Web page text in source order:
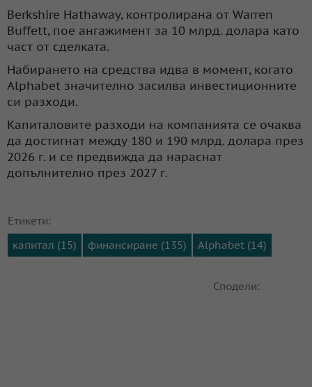
Berkshire Hathaway, контролирана от Warren
Buffett, пое ангажимент за 10 млрд. долара като
част от сделката.
Набирането на средства идва в момент, когато
Alphabet значително засилва инвестиционните
си разходи.
Капиталовите разходи на компанията се очаква
да достигнат между 180 и 190 млрд. долара през
2026 г. и се предвижда да нараснат
допълнително през 2027 г.
Етикети:
капитал (15)
финансиране (135) Alphabet (14)
Сподели: